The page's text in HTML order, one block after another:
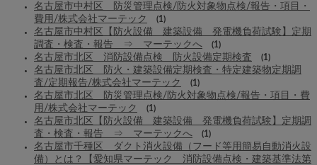
名古屋市中村区 防災管理点検/防火対象物点検/報告・項目・
費用/株式会社マーテック
(1)
名古屋市中村区【防火設備 建築設備 発電機負荷試験】定期
調査・検査・報告 ⇒ マーテックへ
(1)
名古屋市北区 消防設備点検 防火設備定期検査 (1)
名古屋市北区 防火・建築設備定期検査・特定建築物定期調
査/定期報告/株式会社マーテック
(1)
名古屋市北区 防災管理点検/防火対象物点検/報告・項目・費
用/株式会社マーテック
(1)
名古屋市北区【防火設備 建築設備 発電機負荷試験】定期調
査・検査・報告 ⇒ マーテックへ
(1)
名古屋市千種区 ダクト消火設備（フード等用簡易自動消火設
備）とは？【愛知県マーテック 消防設備点検・建築基準法第